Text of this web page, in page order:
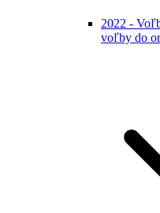
2022 -
voľby do